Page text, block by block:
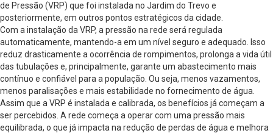
de Pressão (VRP) que foi instalada no Jardim do Trevo e
posteriormente, em outros pontos estratégicos da cidade.
Com a instalação da VRP, a pressão na rede será regulada
automaticamente, mantendo-a em um nível seguro e adequado. Isso
reduz drasticamente a ocorrência de rompimentos, prolonga a vida útil
das tubulações e, principalmente, garante um abastecimento mais
contínuo e confiável para a população. Ou seja, menos vazamentos,
menos paralisações e mais estabilidade no fornecimento de água.
Assim que a VRP é instalada e calibrada, os benefícios já começam a
ser percebidos. A rede começa a operar com uma pressão mais
equilibrada, o que já impacta na redução de perdas de água e melhora